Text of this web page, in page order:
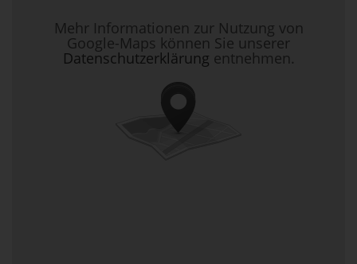
Mehr Informationen zur Nutzung von
Google-Maps können Sie unserer
Datenschutzerklärung entnehmen.